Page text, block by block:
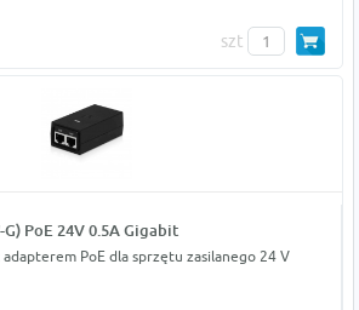
szt
PoE 24V 0.5A Gigabit
PoE dla sprzętu zasilanego 24 V